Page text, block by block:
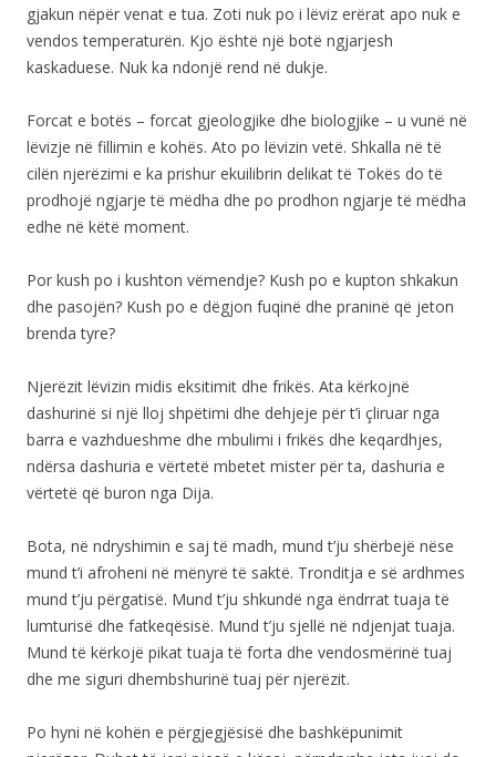
gjakun nëpër venat e tua. Zoti nuk po i lëviz erërat apo nuk e
vendos temperaturën. Kjo është një botë ngjarjesh
kaskaduese. Nuk ka ndonjë rend në dukje.
Forcat e botës – forcat gjeologjike dhe biologjike – u vunë në
lëvizje në fillimin e kohës. Ato po lëvizin vetë. Shkalla në të
cilën njerëzimi e ka prishur ekuilibrin delikat të Tokës do të
prodhojë ngjarje të mëdha dhe po prodhon ngjarje të mëdha
edhe në këtë moment.
Por kush po i kushton vëmendje? Kush po e kupton shkakun
dhe pasojën? Kush po e dëgjon fuqinë dhe praninë që jeton
brenda tyre?
Njerëzit lëvizin midis eksitimit dhe frikës. Ata kërkojnë
dashurinë si një lloj shpëtimi dhe dehjeje për t’i çliruar nga
barra e vazhdueshme dhe mbulimi i frikës dhe keqardhjes,
ndërsa dashuria e vërtetë mbetet mister për ta, dashuria e
vërtetë që buron nga Dija.
Bota, në ndryshimin e saj të madh, mund t’ju shërbejë nëse
mund t’i afroheni në mënyrë të saktë. Tronditja e së ardhmes
mund t’ju përgatisë. Mund t’ju shkundë nga ëndrrat tuaja të
lumturisë dhe fatkeqësisë. Mund t’ju sjellë në ndjenjat tuaja.
Mund të kërkojë pikat tuaja të forta dhe vendosmërinë tuaj
dhe me siguri dhembshurinë tuaj për njerëzit.
Po hyni në kohën e përgjegjësisë dhe bashkëpunimit